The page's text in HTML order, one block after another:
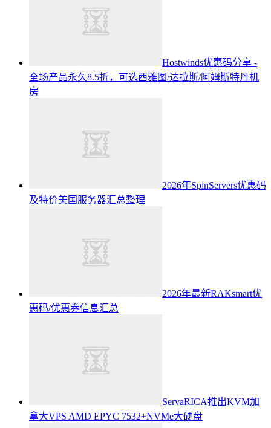
Hostwinds优惠码分享 -
全场产品永久8.5折，可选西雅图/达拉斯/阿姆斯特丹机
房
2026年SpinServers优惠码
及特价美国服务器汇总整理
2026年最新RAKsmart优
惠码/优惠券信息汇总
ServaRICA推出KVM加
拿大VPS AMD EPYC 7532+NVMe大硬盘